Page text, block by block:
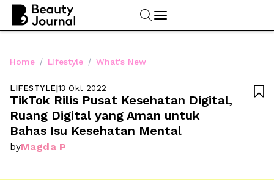
Home / Lifestyle / What's New
LIFESTYLE|13 Okt 2022
TikTok Rilis Pusat Kesehatan Digital,
Ruang Digital yang Aman untuk
Bahas Isu Kesehatan Mental
byMagda P
